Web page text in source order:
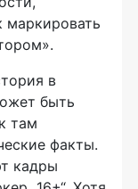
маркировать
в
быть
там
факты.
кадры